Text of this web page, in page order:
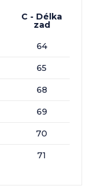
C - Délka
zad
64
65
68
69
70
71